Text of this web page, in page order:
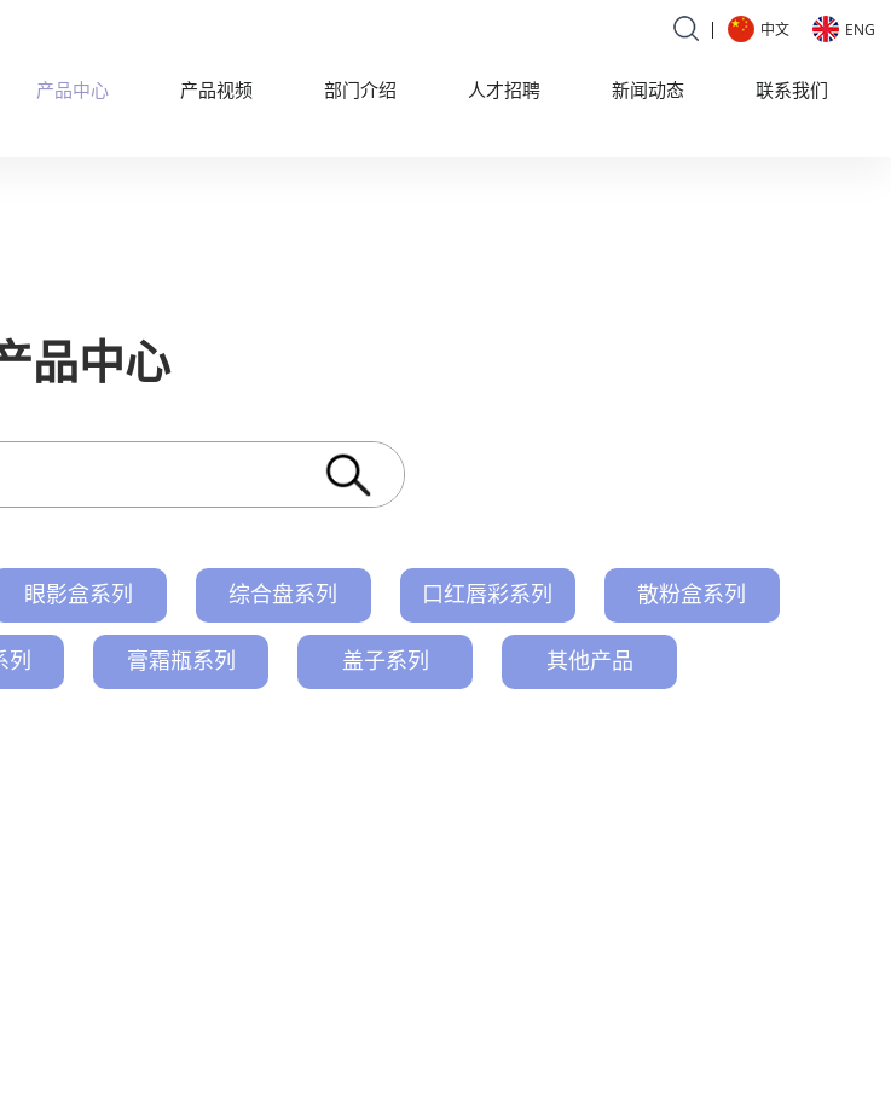
产品中心 产品视频 部门介绍 人才招聘 新闻动态 联系我们
中文 ENG
品中心
眼影盒系列 综合盘系列 口红唇彩系列 散粉盒系列
列 膏霜瓶系列 盖子系列 其他产品